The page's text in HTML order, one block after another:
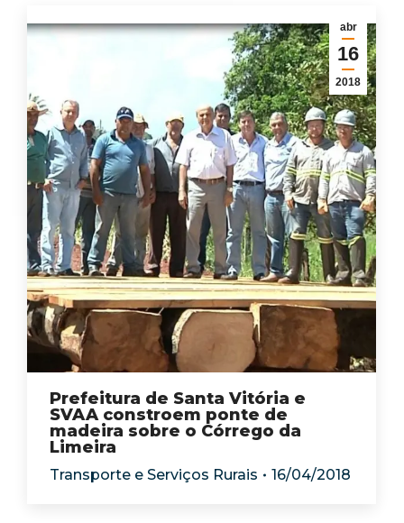
abr
16
2018
Prefeitura de Santa Vitória e
SVAA constroem ponte de
madeira sobre o Córrego da
Limeira
Transporte e Serviços Rurais 16/04/2018